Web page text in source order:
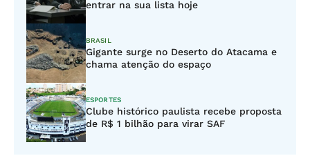
entrar na sua lista hoje
BRASIL
Gigante surge no Deserto do Atacama e
chama atenção do espaço
ESPORTES
Clube histórico paulista recebe proposta
de R$ 1 bilhão para virar SAF